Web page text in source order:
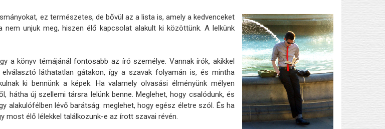
ez természetes, de bővül az a lista is, amely a kedvenceket
unjuk meg, hiszen élő kapcsolat alakult ki közöttünk. A lelkünk
a könyv témájánál fontosabb az író személye. Vannak írók, akikkel
láthatatlan gátakon, így a szavak folyamán is, és mintha
ki bennünk a képek. Ha valamely olvasási élményünk mélyen
új szellemi társra lelünk benne. Meglehet, hogy csalódunk, és
alakulófélben lévő barátság: meglehet, hogy egész életre szól. És ha
most élő lélekkel találkozunk-e az írott szavai révén.